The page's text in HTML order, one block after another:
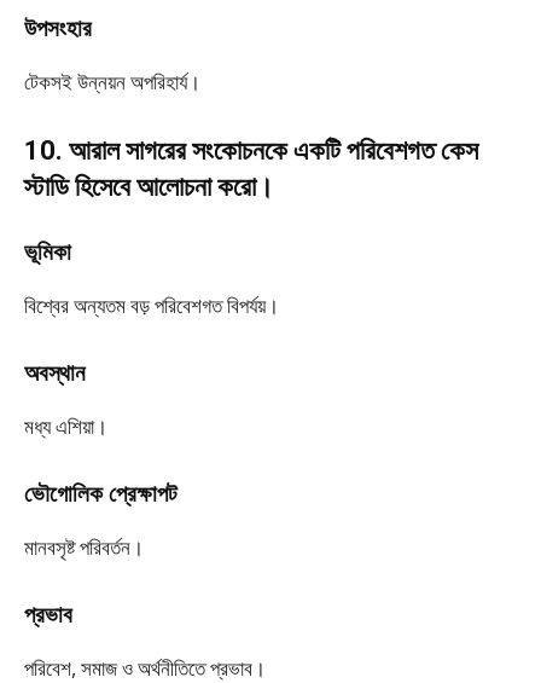
উপসংহার
টেকসই উন্নয়ন অপরিহার্য।
10. আরাল সাগরের সংকোচনকে একটি পরিবেশগত কেস
স্টাডি হিসেবে আলোচনা করো।
ভূমিকা
বিশ্বের অন্যতম বড় পরিবেশগত বিপর্যয়।
অবস্থান
মধ্য এশিয়া।
ভৌগোলিক প্রেক্ষাপট
মানবসৃষ্ট পরিবর্তন।
প্রভাব
পরিবেশ, সমাজ ও অর্থনীতিতে প্রভাব।